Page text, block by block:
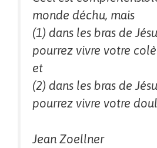
monde déchu, mais
(1) dans les bras de
pourrez vivre votre
et
(2) dans les bras de
pourrez vivre votre
Jean Zoellner